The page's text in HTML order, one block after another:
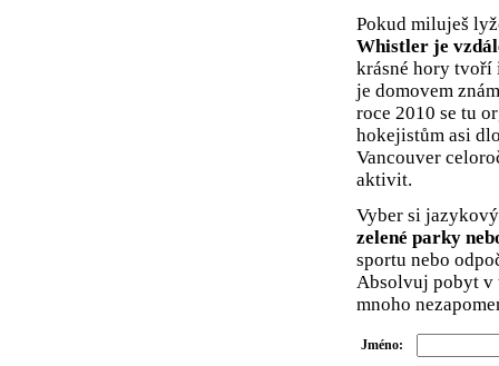
Pokud miluješ
Whistler je
krásné hory tvoří
je domovem
roce 2010 se tu
hokejistům asi
Vancouver
aktivit.
Vyber si
zelené parky
sportu nebo
Absolvuj pobyt v
mnoho
Jméno: